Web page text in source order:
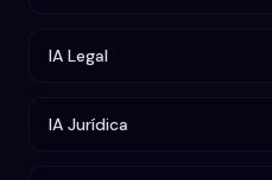
IA Legal
IA Jurídica